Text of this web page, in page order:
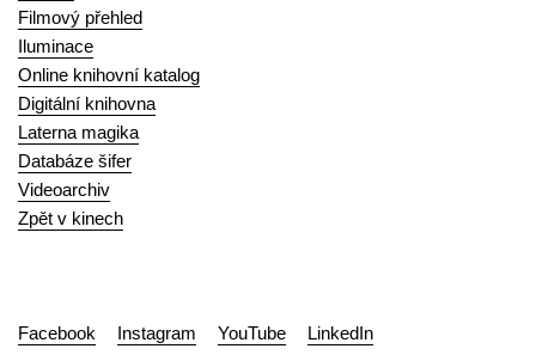
Filmový přehled
Iluminace
Online knihovní katalog
Digitální knihovna
Laterna magika
Databáze šifer
Videoarchiv
Zpět v kinech
Facebook Instagram YouTube LinkedIn